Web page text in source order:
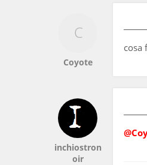
Coyote
cosa
inchiostron
oir